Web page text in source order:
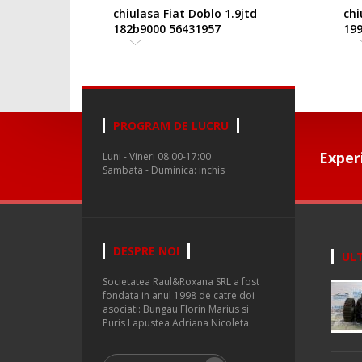
chiulasa Fiat Doblo 1.9jtd
182b9000 56431957
PROGRAM DE LUCRU
Luni - Vineri 08:00-17:00
Sambata - Duminica: inchis
DESPRE NOI
Societatea Raul&Roxana SRL a fost
fondata in anul 1998 de catre doi
asociati: Bungau Florin Marius si
Puris Lapustea Adriana Nicoleta.